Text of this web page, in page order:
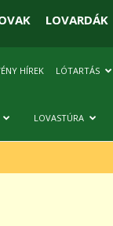
LOVARDÁK
HÍREK LÓTARTÁS
LOVASTÚRA